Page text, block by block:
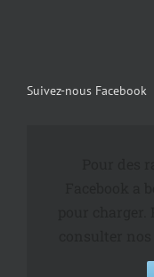
Suivez-nous Facebook